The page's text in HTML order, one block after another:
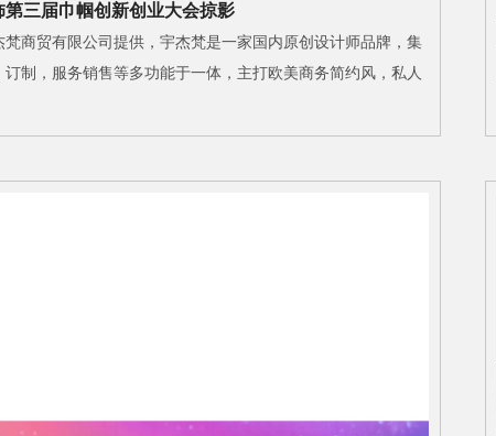
第三届巾帼创新创业大会掠影
商贸有限公司提供，宇杰梵是一家国内原创设计师品牌，集
制，服务销售等多功能于一体，主打欧美商务简约风，私人